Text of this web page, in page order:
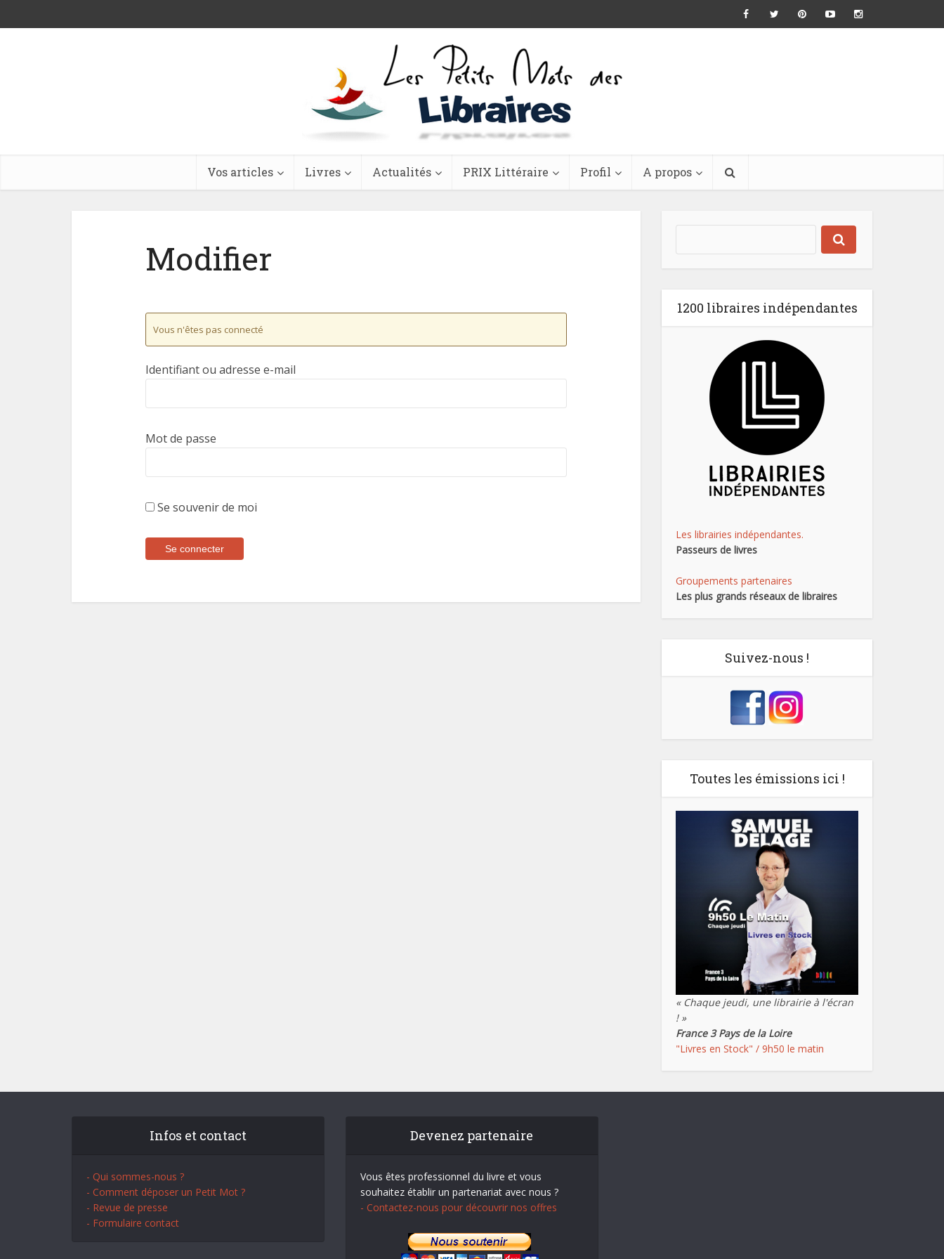
Vos articles Livres Actualités PRIX Littéraire Profil A propos
Modifier
Vous n'êtes pas connecté
Identifiant ou adresse e-mail
Mot de passe
Se souvenir de moi
1200 libraires indépendantes
Les librairies indépendantes.
Passeurs de livres
Groupements partenaires
Les plus grands réseaux de libraires
Suivez-nous !
Toutes les émissions ici !
« Chaque jeudi, une librairie à l'écran
! »
France 3 Pays de la Loire
"Livres en Stock" / 9h50 le matin
Infos et contact
- Qui sommes-nous ?
- Comment déposer un Petit Mot ?
- Revue de presse
- Formulaire contact
Devenez partenaire
Vous êtes professionnel du livre et vous
souhaitez établir un partenariat avec nous ?
- Contactez-nous pour découvrir nos offres